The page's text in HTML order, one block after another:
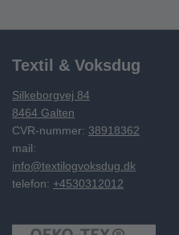
Textil & Voksdug
Silkeborgvej 84
8464 Galten
CVR-nummer: 38918362
mail:
info@textilogvoksdug.dk
telefon: +4530312012